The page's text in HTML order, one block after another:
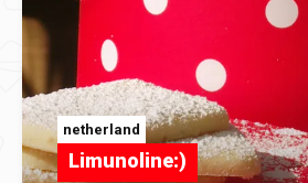
netherland
Limunoline:)